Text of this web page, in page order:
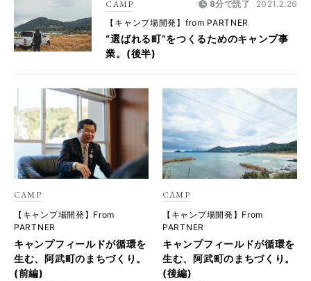
CAMP 8分で読了
2021.2.26
【キャンプ場開発】from PARTNER
“選ばれる町”をつくるためのキャンプ事
業。(後半)
CAMP
【キャンプ場開発】From
PARTNER
キャンプフィールドが循環を
生む、阿武町のまちづくり。
(前編)
CAMP
【キャンプ場開発】From
PARTNER
キャンプフィールドが循環を
生む、阿武町のまちづくり。
(後編)